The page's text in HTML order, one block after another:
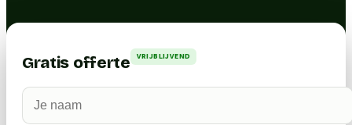
Gratis offerte VRIJBLIJVEND